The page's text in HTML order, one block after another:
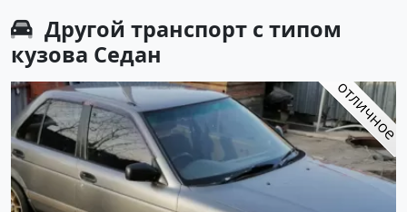
Другой транспорт с типом
кузова Седан